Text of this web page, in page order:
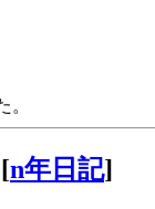
。
[n年日記]